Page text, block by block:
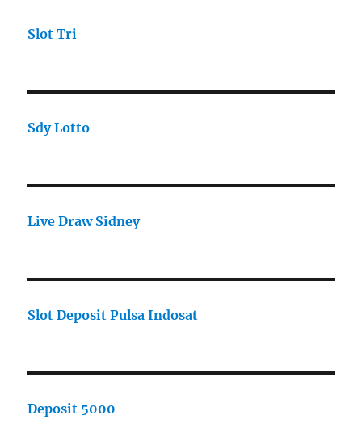
Slot Tri
Sdy Lotto
Live Draw Sidney
Slot Deposit Pulsa Indosat
Deposit 5000